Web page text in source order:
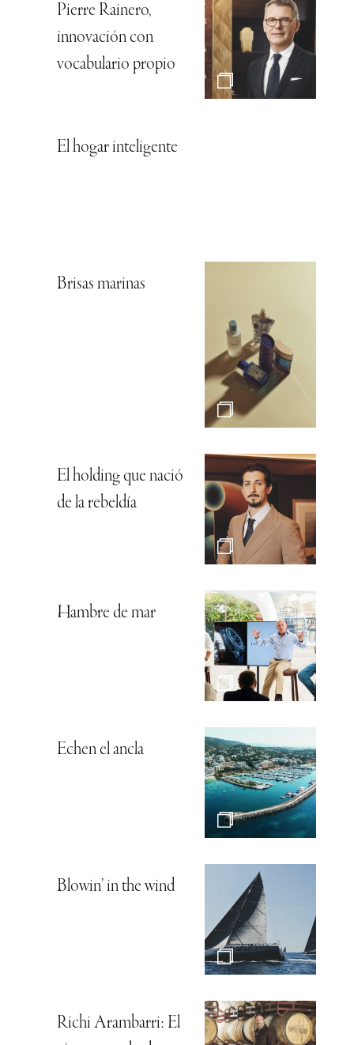
Pierre Rainero,
innovación con
vocabulario propio
El hogar inteligente
Brisas marinas
El holding que nació
de la rebeldía
Hambre de mar
Echen el ancla
Blowin’ in the wind
Richi Arambarri: El